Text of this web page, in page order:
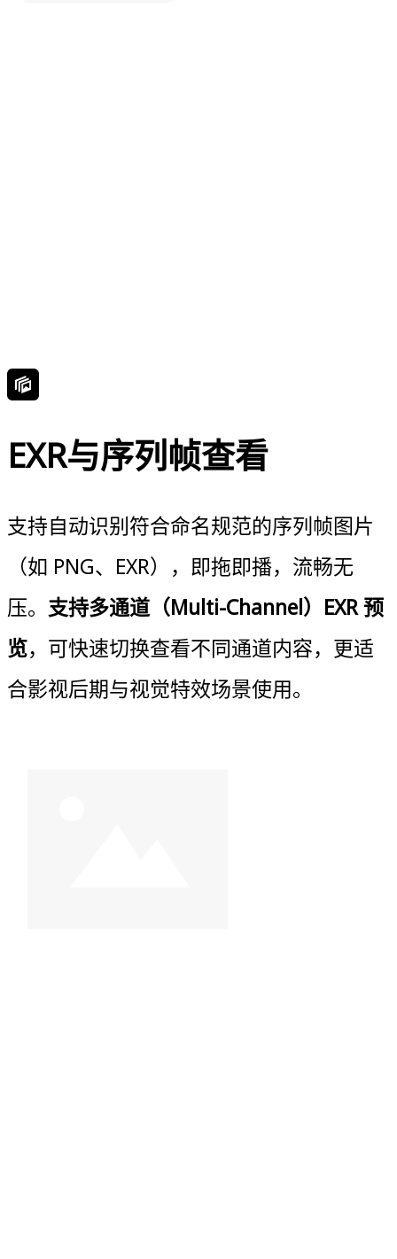
EXR与序列帧查看
支持自动识别符合命名规范的序列帧图片
（如 PNG、EXR），即拖即播，流畅无
压。 支持多通道（Multi-Channel）EXR 预
览，可快速切换查看不同通道内容，更适
合影视后期与视觉特效场景使用。